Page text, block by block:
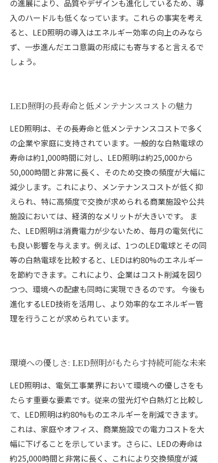
の進展により、品質やデザインも進化しているため、導
入のハードルも低くなっています。これらの事実を考え
ると、LED照明の導入はエネルギー効率の向上のみなら
ず、一歩進んだエコ意識の形成にも寄与すると言えるで
しょう。
LED照明の長寿命と低メンテナンスコストの魅力
LED照明は、その長寿命と低メンテナンスコストで多く
の企業や家庭に支持されています。一般的な白熱電球の
寿命は約1,000時間に対し、LED照明は約25,000から
50,000時間と非常に長く、そのため交換の頻度が大幅に
減少します。これにより、メンテナンスコストが低く抑
えられ、特に高頻度で交換が求められる商業施設や公共
施設においては、経済的なメリットが大きいです。 ま
た、LED照明は消費電力が少ないため、毎月の電気代に
も良い影響を与えます。例えば、1つのLED電球とその同
等の白熱電球を比較すると、LEDは約80%のエネルギー
を節約できます。これにより、企業はコスト削減を図り
つつ、環境への配慮も同時に実現できるのです。 今後も
進化するLED技術を活用し、より効率的なエネルギー管
理を行うことが求められています。
環境への優しさ: LED照明がもたらす持続可能な未来
LED照明は、電気工事業界において環境への優しさをも
たらす重要な要素です。従来の蛍光灯や白熱灯と比較し
て、LED照明は約80%ものエネルギーを削減できます。
これは、家庭やオフィス、商業施設での電力コストを大
幅に下げることを示しています。さらに、LEDの寿命は
約25,000時間と非常に長く、これにより交換頻度が減